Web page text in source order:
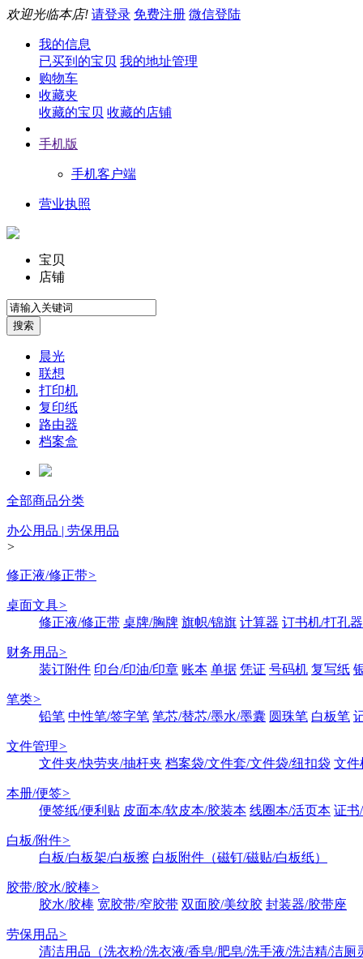
欢迎光临本店! 请登录 免费注册 微信登陆
我的信息
已买到的宝贝 我的地址管理
购物车
收藏夹
收藏的宝贝 收藏的店铺
手机版
手机客户端
营业执照
宝贝
店铺
晨光
联想
打印机
复印纸
路由器
档案盒
全部商品分类
办公用品 | 劳保用品
>
修正液/修正带>
桌面文具>
修正液/修正带 桌牌/胸牌 旗帜/锦旗 计算器 订书机/打孔器
财务用品>
装订附件 印台/印油/印章 账本 单据 凭证 号码机 复写纸
笔类>
铅笔 中性笔/签字笔 笔芯/替芯/墨水/墨囊 圆珠笔 白板笔
文件管理>
文件夹/快劳夹/抽杆夹 档案袋/文件套/文件袋/纽扣袋 文件
本册/便签>
便签纸/便利贴 皮面本/软皮本/胶装本 线圈本/活页本 证书
白板/附件>
白板/白板架/白板擦 白板附件（磁钉/磁贴/白板纸）
胶带/胶水/胶棒>
胶水/胶棒 宽胶带/窄胶带 双面胶/美纹胶 封装器/胶带座
劳保用品>
清洁用品（洗衣粉/洗衣液/香皂/肥皂/洗手液/洗洁精/洁厕